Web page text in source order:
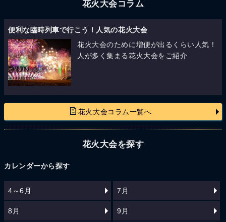
花火大会コラム
便利な臨時列車で行こう！人気の花火大会
花火大会のために増便が出るくらい人気！
人が多く集まる花火大会をご紹介
花火大会コラム一覧へ
花火大会を探す
カレンダーから探す
4～6月 7月
8月 9月